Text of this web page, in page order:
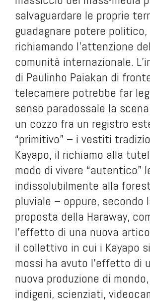
salvaguardare le proprie
guadagnare potere politico,
richiamando l’attenzione
comunità internazionale.
di Paulinho Paiakan di
telecamere potrebbe far
senso paradossale la
un cozzo fra un registro
“primitivo” – i vestiti
Kayapo, il richiamo alla
modo di vivere “autentico”
indissolubilmente alla
pluviale – oppure, secondo
proposta della Haraway,
l’effetto di una nuova
il collettivo in cui i Kayapo
mossi ha avuto l’effetto di
nuova produzione di
indigeni, scienziati,